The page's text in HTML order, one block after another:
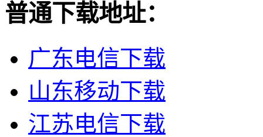
普通下载地址：
广东电信下载
山东移动下载
江苏电信下载